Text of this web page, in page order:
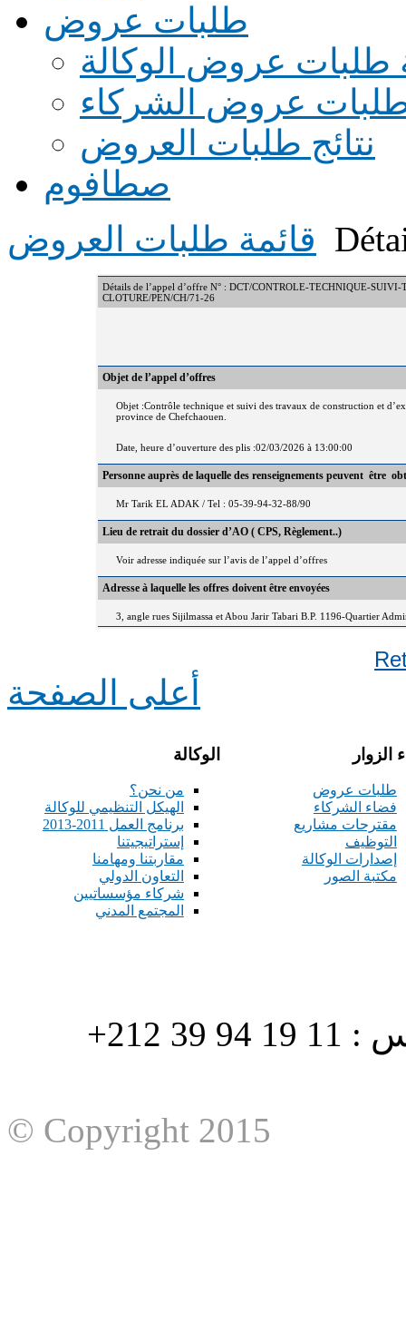
طلبات عروض
طلبات عروض الوكالة
طلبات عروض الشركاء
نتائج طلبات العروض
صطافوم
قائمة طلبات العروض
Détails de l’appel d’offre N° : DCT/CONTROLE-TECHNIQUE-
CLOTURE/PEN/CH/71-26
Objet de l’appel d’offres
Objet :Contrôle technique et suivi des travaux de construction et
province de Chefchaouen.
Date, heure d’ouverture des plis :02/03/2026 à 13:00:00
Personne auprès de laquelle des renseignements peuvent être
Mr Tarik EL ADAK / Tel : 05-39-94-32-88/90
Lieu de retrait du dossier d’AO ( CPS, Règlement..)
Voir adresse indiquée sur l’avis de l’appel d’offres
Adresse à laquelle les offres doivent être envoyées
3, angle rues Sijilmassa et Abou Jarir Tabari B.P. 1196-Quartier
أعلى الصفحة
الوكالة
من نحن؟
الهيكل التنظيمي للوكالة
برنامج العمل 2011-2013
إستراتيجيتنا
مقاربتنا ومهامنا
التعاون الدولي
شركاء مؤسساتيين
المجتمع المدني
الزوار
طلبات عروض
فضاء الشركاء
مقترحات مشاريع
التوظيف
إصدارات الوكالة
مكتبة الصور
هاتف : 90/88 32 94 39 212+ فاكس : 11 19 94 39 212+
© Copyright 2015